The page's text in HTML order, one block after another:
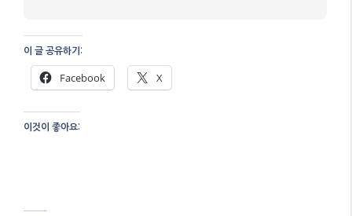
이 글 공유하기:
Facebook X
이것이 좋아요: